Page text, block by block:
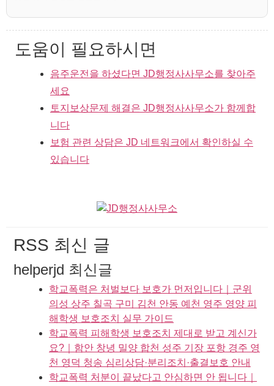
도움이 필요하시면
음주운전을 하셨다면 JD행정사사무소를 찾아주
세요
토지보상문제 해결은 JD행정사사무소가 함께합
니다
보험 관련 상담은 JD 네트워크에서 확인하실 수
있습니다
RSS 최신 글
helperjd 최신글
학교폭력은 처벌보다 보호가 먼저입니다｜군위
의성 상주 칠곡 구미 김천 안동 예천 영주 영양 피
해학생 보호조치 실무 가이드
학교폭력 피해학생 보호조치 제대로 받고 계신가
요?｜함안 창녕 밀양 합천 성주 기장 포항 경주 영
천 영덕 청송 심리상담·분리조치·출결보호 안내
학교폭력 처분이 끝났다고 안심하면 안 됩니다｜